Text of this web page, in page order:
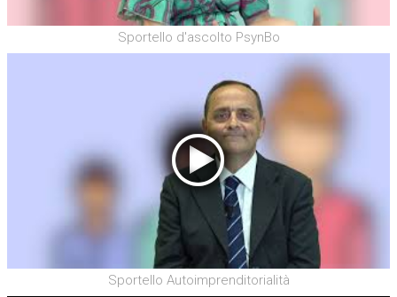
Sportello d'ascolto PsynBo
Sportello Autoimprenditorialità